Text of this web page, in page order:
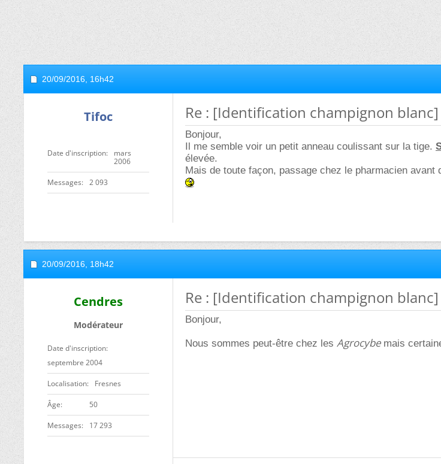
20/09/2016, 16h42
Tifoc
Date d'inscription
mars
2006
Messages 2 093
Re : [Identification champignon blanc]
Bonjour,
Il me semble voir un petit anneau coulissant sur la tige.
élevée.
Mais de toute façon, passage chez le pharmacien avant
20/09/2016, 18h42
Cendres
Modérateur
Date d'inscription
septembre 2004
Localisation Fresnes
ge 50
Messages 17 293
Re : [Identification champignon blanc]
Bonjour,
Nous sommes peut-être chez les Agrocybe mais